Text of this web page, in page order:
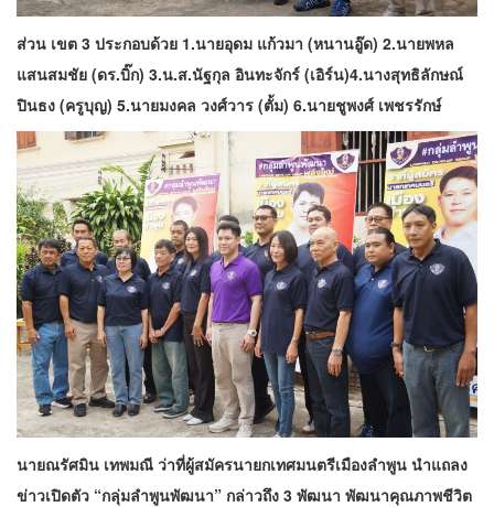
ส่วน เขต 3 ประกอบด้วย 1.นายอุดม แก้วมา (หนานอู๊ด) 2.นายพหล
แสนสมชัย (ดร.บิ๊ก) 3.น.ส.นัฐกุล อินทะจักร์ (เอิร์น)4.นางสุทธิลักษณ์
ปินธง (ครูบุญ) 5.นายมงคล วงศ์วาร (ตั้ม) 6.นายชูพงศ์ เพชรรักษ์
นายณรัศมิน เทพมณี ว่าที่ผู้สมัครนายกเทศมนตรีเมืองลำพูน นำแถลง
ข่าวเปิดตัว “กลุ่มลำพูนพัฒนา” กล่าวถึง 3 พัฒนา พัฒนาคุณภาพชีวิต